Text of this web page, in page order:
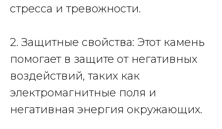
стресса и тревожности.
2. Защитные свойства: Этот камень
помогает в защите от негативных
воздействий, таких как
электромагнитные поля и
негативная энергия окружающих.